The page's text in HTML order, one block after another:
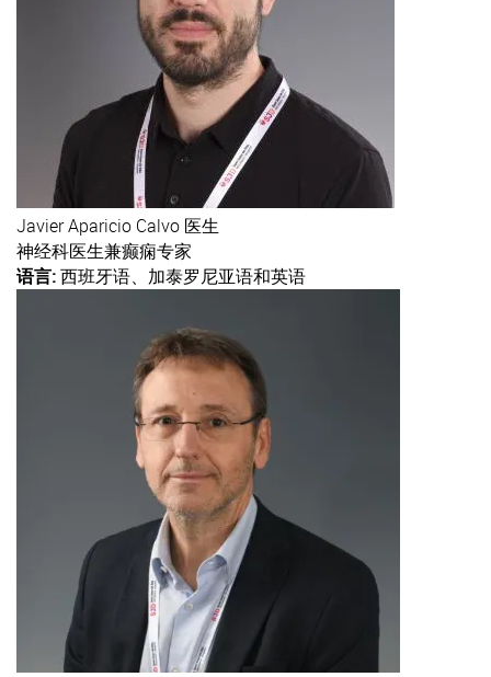
JavierAparicio Calvo 医生
神经科医生兼癫痫专家
语言:西班牙语、加泰罗尼亚语和英语